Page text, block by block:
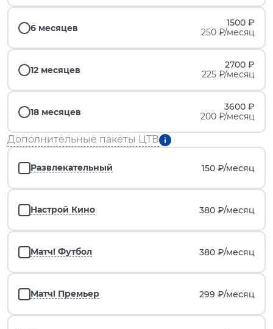
6 месяцев
1500 ₽
250 ₽/месяц
12 месяцев
2700 ₽
225 ₽/месяц
18 месяцев
3600 ₽
200 ₽/месяц
Дополнительные пакеты ЦТВ
Развлекательный 150 ₽/месяц
Настрой Кино 380 ₽/месяц
Матч! Футбол 380 ₽/месяц
Матч! Премьер 299 ₽/месяц